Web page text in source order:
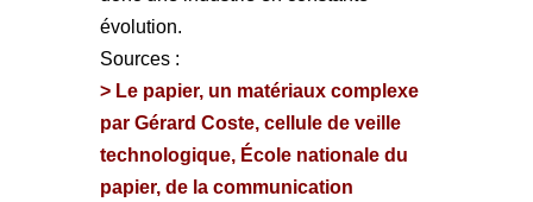
évolution.
Sources :
> Le papier, un matériaux complexe
par Gérard Coste, cellule de veille
technologique, École nationale du
papier, de la communication